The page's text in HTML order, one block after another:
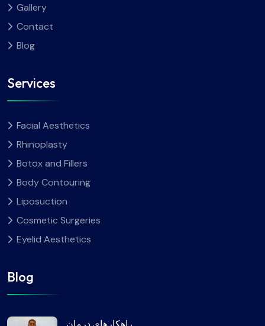
Gallery
Contact
Blog
Services
Facial Aesthetics
Rhinoplasty
Botox and Fillers
Body Contouring
Liposuction
Cosmetic Surgeries
Eyelid Aesthetics
Blog